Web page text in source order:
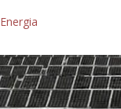
Energia